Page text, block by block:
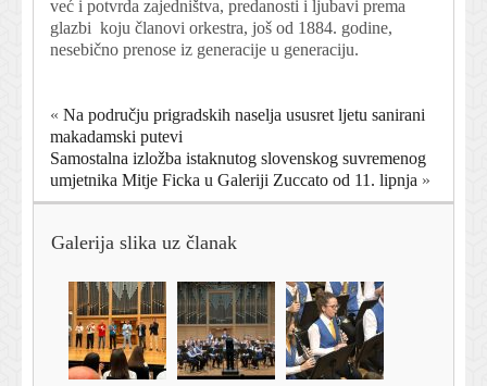
već i potvrda zajedništva, predanosti i ljubavi prema
glazbi koju članovi orkestra, još od 1884. godine,
nesebično prenose iz generacije u generaciju.
« Na području prigradskih naselja ususret ljetu sanirani
makadamski putevi
Samostalna izložba istaknutog slovenskog suvremenog
umjetnika Mitje Ficka u Galeriji Zuccato od 11. lipnja »
Galerija slika uz članak